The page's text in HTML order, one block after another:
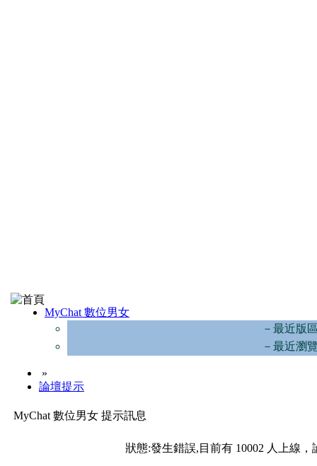
MyChat 數位男女
－最近版
－最近瀏
»
論壇提示
MyChat 數位男女 提示訊息
狀態:發生錯誤,目前有 10002 人上線